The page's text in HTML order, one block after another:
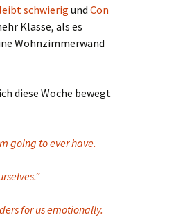
schwierig und Con
Klasse, als es
Wohnzimmerwand
diese Woche bewegt
going to ever have.
for us emotionally.